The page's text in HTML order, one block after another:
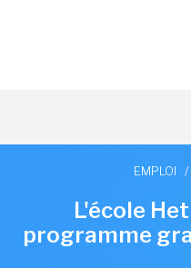
EMPLOI /
L'école
programme